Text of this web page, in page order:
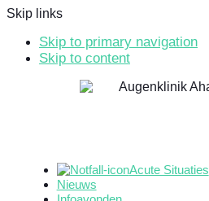
Skip links
Skip to primary navigation
Skip to content
Acute Situaties
Nieuws